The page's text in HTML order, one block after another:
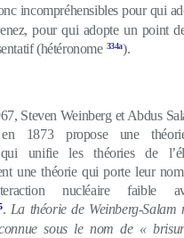
incompréhensibles pour qui
pour qui adopte un point
(hétéronome 334a).
Steven Weinberg et Abdus
1873 propose une
qui unifie les théories de
une théorie qui porte leur
nucléaire faible
. La théorie de Weinberg-Salam
sous le nom de «